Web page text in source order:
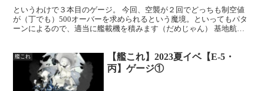
というわけで３本目のゲージ。 今回、空襲が２回でどっちも制空値
が（丁でも）500オーバーを求められるという魔境。といってもパタ
ーンによるので、適当に艦載機を積みます（だめじゃん） 基地航空
艦これ
【艦これ】2023夏イベ【E-5・
丙】ゲージ①